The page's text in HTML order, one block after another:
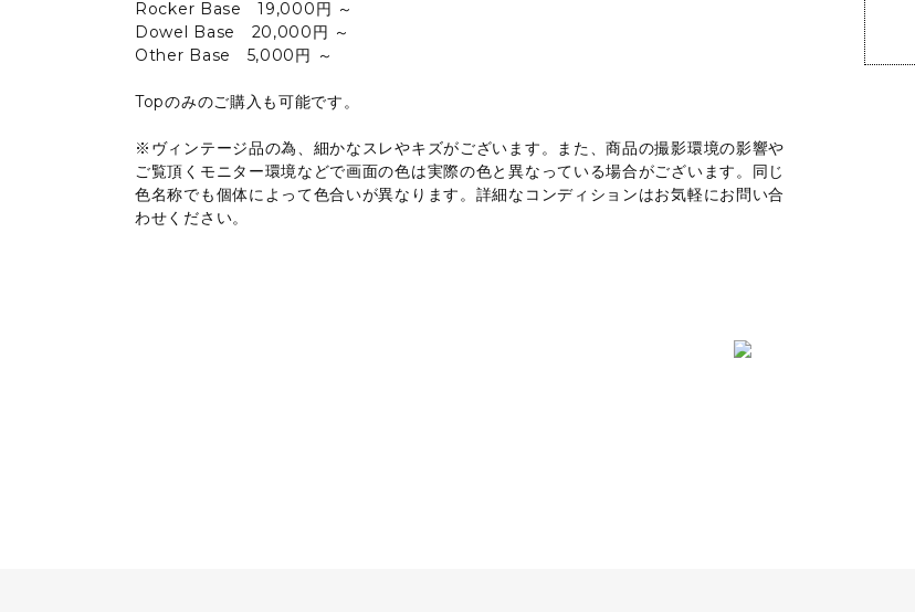
Rocker Base 19,000円 ～
Dowel Base 20,000円 ～
Other Base 5,000円 ～
Topのみのご購入も可能です。
※ヴィンテージ品の為、細かなスレやキズがございます。また、商品の撮影環境の影響や
ご覧頂くモニター環境などで画面の色は実際の色と異なっている場合がございます。同じ
色名称でも個体によって色合いが異なります。詳細なコンディションはお気軽にお問い合
わせください。